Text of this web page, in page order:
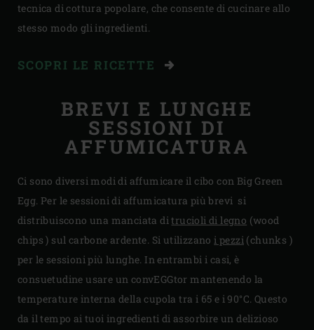
tecnica di cottura popolare, che consente di cucinare allo
stesso modo gli ingredienti.
SCOPRI LE RICETTE
BREVI E LUNGHE
SESSIONI DI
AFFUMICATURA
Ci sono diversi modi di affumicare il cibo con Big Green
Egg. Per le sessioni di affumicatura più brevi si
distribuiscono una manciata ditrucioli di legno (wood
chips ) sul carbone ardente. Si utilizzanoi pezzi (chunks )
per le sessioni più lunghe. In entrambi i casi, è
consuetudine usare un convEGGtor mantenendo la
temperature interna della cupola tra i 65 e i 90°C. Questo
da il tempo ai tuoi ingredienti di assorbire un delizioso